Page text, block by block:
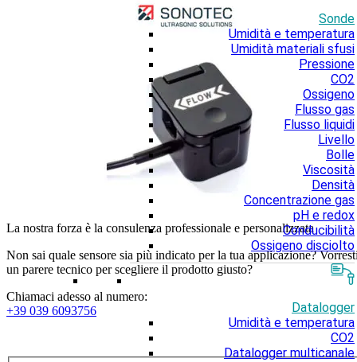
Sonde
Umidità e temperatura
Umidità materiali sfusi
Pressione
CO2
Ossigeno
Flusso gas
Flusso liquidi
Livello
Bolle
Viscosità
Densità
Concentrazione gas
pH e redox
Conducibilità
Ossigeno disciolto
Datalogger
Umidità e temperatura
CO2
Datalogger multicanale
La nostra forza è la consulenza professionale e personalizzata
Non sai quale sensore sia più indicato per la tua applicazione?
un parere tecnico per scegliere il prodotto giusto?
Chiamaci adesso al numero:
+39 039 6093756